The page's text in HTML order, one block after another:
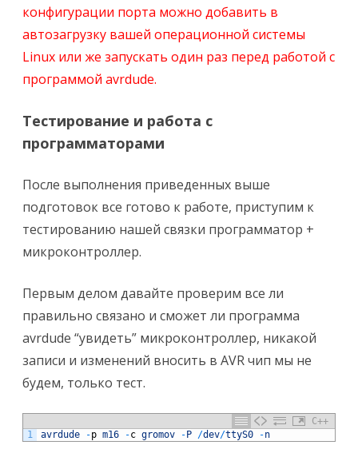
конфигурации порта можно добавить в
автозагрузку вашей операционной системы
Linux или же запускать один раз перед работой с
программой avrdude.
Тестирование и работа с
программаторами
После выполнения приведенных выше
подготовок все готово к работе, приступим к
тестированию нашей связки программатор +
микроконтроллер.
Первым делом давайте проверим все ли
правильно связано и сможет ли программа
avrdude “увидеть” микроконтроллер, никакой
записи и изменений вносить в AVR чип мы не
будем, только тест.
C++
1
avrdude -p m16 -c gromov - P /dev/ttyS0 -n